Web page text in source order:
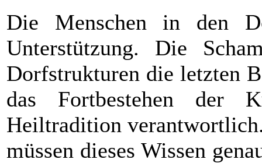
Die Menschen in den
Unterstützung. Die
Dorfstrukturen die letzten
das Fortbestehen der
Heiltradition
müssen dieses Wissen